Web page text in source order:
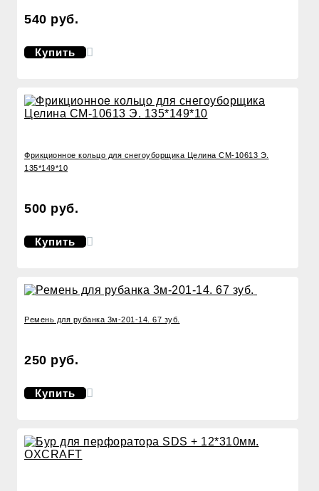
540 руб.
Купить
Фрикционное кольцо для снегоуборщика Целина СМ-10613 Э.
135*149*10
500 руб.
Купить
Ремень для рубанка 3м-201-14. 67 зуб.
250 руб.
Купить